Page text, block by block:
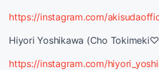
https://instagram.com/
Hiyori Yoshikawa (Cho
https://instagram.com/